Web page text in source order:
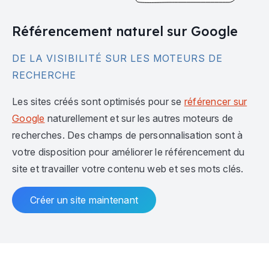
Référencement naturel sur Google
DE LA VISIBILITÉ SUR LES MOTEURS DE
RECHERCHE
Les sites créés sont optimisés pour se référencer sur
Google naturellement et sur les autres moteurs de
recherches. Des champs de personnalisation sont à
votre disposition pour améliorer le référencement du
site et travailler votre contenu web et ses mots clés.
Créer un site maintenant